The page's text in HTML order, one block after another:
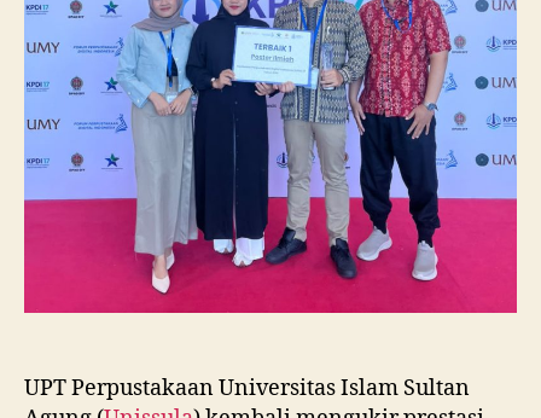
Poster
Ilmiah
Nasional
di
KPDI
XVII
UPT Perpustakaan Universitas Islam Sultan